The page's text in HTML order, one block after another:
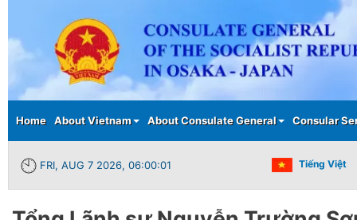
Main menu
Home About Vietnam About Consulate General Consular
FRI, AUG 7 2026, 06:00:01 Tiếng Việt